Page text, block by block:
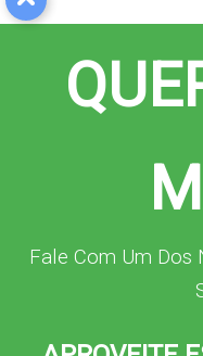
Fale Com Um Dos